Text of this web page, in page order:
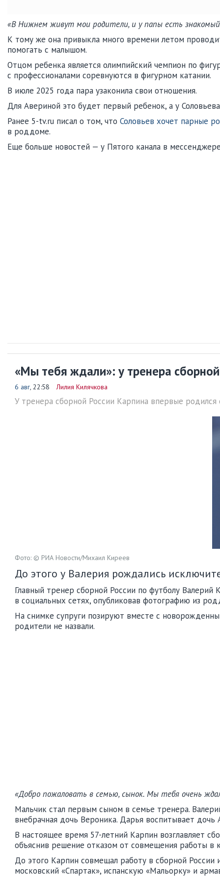
«В Нижнем живут мои родители, и у папы есть
К тому же она привыкла много времени летом
помогать с малышом.
Отцом ребенка является олимпийский чемпион по
с профессионалами соревнуются в фигурном катании.
В июле 2025 года пара узаконила свои отношения.
Для Авериной это будет первый ребенок, а у
Ранее 5-tv.ru писал о том, что Соловьев хочет парные
в роддоме.
Еще больше новостей — у Пятого канала в